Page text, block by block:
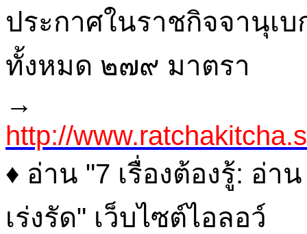
ประกาศในราชกิจจานุเ
ทั้งหมด ๒๗๙ มาตรา
→
http://
♦ อ่าน "7 เรื่องต้องรู้: อ่
เร่งรัด" เว็บไซต์ไอลอว์